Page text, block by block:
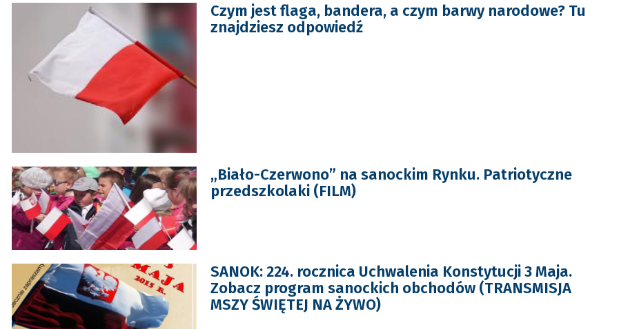
Czym jest flaga, bandera, a czym barwy narodowe? Tu
znajdziesz odpowiedź
„Biało-Czerwono” na sanockim Rynku. Patriotyczne
przedszkolaki (FILM)
SANOK: 224. rocznica Uchwalenia Konstytucji 3 Maja.
Zobacz program sanockich obchodów (TRANSMISJA
MSZY ŚWIĘTEJ NA ŻYWO)